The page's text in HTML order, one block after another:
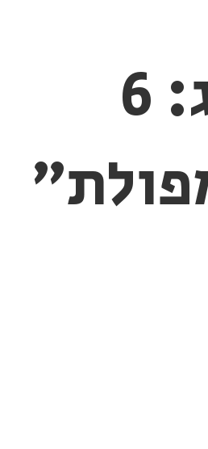
זה פיצ’ר, לא באג: 6